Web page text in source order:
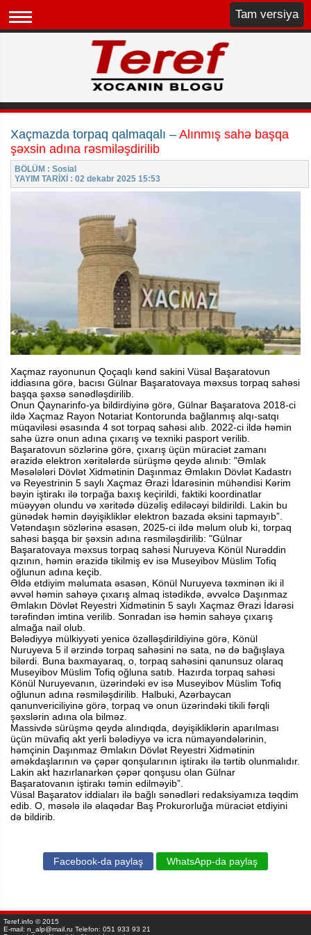
Tam versiya
Xaçmazda torpaq qalmaqalı – Alınmış sahə başqa
şəxsin adına rəsmiləşdirilib
BÖLÜM : Sosial
YAYIM TARİXİ : 02 dekabr 2025 15:53
Xaçmaz rayonunun Qoçaqlı kənd sakini Vüsal Başaratovun
iddiasına görə, bacısı Gülnar Başaratovaya məxsus torpaq sahəsi
başqa şəxsə sənədləşdirilib.
Onun Qaynarinfo-ya bildirdiyinə görə, Gülnar Başaratova 2018-ci
ildə Xaçmaz Rayon Notariat Kontorunda bağlanmış alqı-satqı
müqaviləsi əsasında 4 sot torpaq sahəsi alıb. 2022-ci ildə həmin
sahə üzrə onun adına çıxarış və texniki pasport verilib.
Başaratovun sözlərinə görə, çıxarış üçün müraciət zamanı
ərazidə elektron xəritələrdə sürüşmə qeydə alınıb: "Əmlak
Məsələləri Dövlət Xidmətinin Daşınmaz Əmlakın Dövlət Kadastrı
və Reyestrinin 5 saylı Xaçmaz Ərazi İdarəsinin mühəndisi Kərim
bəyin iştirakı ilə torpağa baxış keçirildi, faktiki koordinatlar
müəyyən olundu və xəritədə düzəliş ediləcəyi bildirildi. Lakin bu
günədək həmin dəyişikliklər elektron bazada əksini tapmayıb”.
Vətəndaşın sözlərinə əsasən, 2025-ci ildə məlum olub ki, torpaq
sahəsi başqa bir şəxsin adına rəsmiləşdirilib: "Gülnar
Başaratovaya məxsus torpaq sahəsi Nuruyeva Könül Nurəddin
qızının, həmin ərazidə tikilmiş ev isə Museyibov Müslim Tofiq
oğlunun adına keçib.
Əldə etdiyim məlumata əsasən, Könül Nuruyeva təxminən iki il
əvvəl həmin sahəyə çıxarış almaq istədikdə, əvvəlcə Daşınmaz
Əmlakın Dövlət Reyestri Xidmətinin 5 saylı Xaçmaz Ərazi İdarəsi
tərəfindən imtina verilib. Sonradan isə həmin sahəyə çıxarış
almağa nail olub.
Bələdiyyə mülkiyyəti yenicə özəlləşdirildiyinə görə, Könül
Nuruyeva 5 il ərzində torpaq sahəsini nə sata, nə də bağışlaya
bilərdi. Buna baxmayaraq, o, torpaq sahəsini qanunsuz olaraq
Museyibov Müslim Tofiq oğluna satıb. Hazırda torpaq sahəsi
Könül Nuruyevanın, üzərindəki ev isə Museyibov Müslim Tofiq
oğlunun adına rəsmiləşdirilib. Halbuki, Azərbaycan
qanunvericiliyinə görə, torpaq və onun üzərindəki tikili fərqli
şəxslərin adına ola bilməz.
Massivdə sürüşmə qeydə alındıqda, dəyişikliklərin aparılması
üçün müvafiq akt yerli bələdiyyə və icra nümayəndələrinin,
həmçinin Daşınmaz Əmlakın Dövlət Reyestri Xidmətinin
əməkdaşlarının və çəpər qonşularının iştirakı ilə tərtib olunmalıdır.
Lakin akt hazırlanarkən çəpər qonşusu olan Gülnar
Başaratovanın iştirakı təmin edilməyib”.
Vüsal Başaratov iddiaları ilə bağlı sənədləri redaksiyamıza təqdim
edib. O, məsələ ilə əlaqədar Baş Prokurorluğa müraciət etdiyini
də bildirib.
Facebook-da paylaş WhatsApp-da paylaş
Teref.info © 2015
E-mail: n_alp@mail.ru Telefon: 051 933 93 21